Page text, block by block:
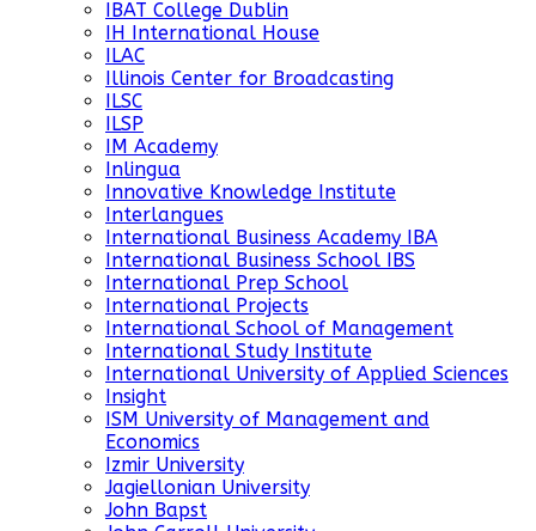
IBAT College Dublin
IH International House
ILAC
Illinois Center for Broadcasting
ILSC
ILSP
IM Academy
Inlingua
Innovative Knowledge Institute
Interlangues
International Business Academy IBA
International Business School IBS
International Prep School
International Projects
International School of Management
International Study Institute
International University of Applied Sciences
Insight
ISM University of Management and
Economics
Izmir University
Jagiellonian University
John Bapst